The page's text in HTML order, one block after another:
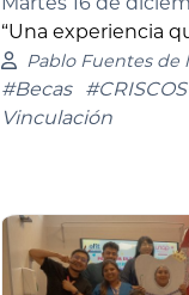
“Una experiencia
Pablo Fuentes de
#Becas #CRISCOS
Vinculación